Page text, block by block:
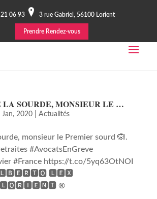
06 93 3 rue Gabriel, 56100 Lorient
Prendre Rendez-vous
SOURDE, MONSIEUR LE …
Jan, 2020| Actualités
monsieur le Premier sourd 🙉.
#AvocatsEnGreve
#France https://t.co/5yq63OtNOI
🅰🅻🅱🅴🆁🆃🅾 🅻🅴🆇
®